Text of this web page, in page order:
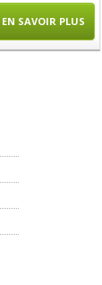
EN SAVOIR PLUS